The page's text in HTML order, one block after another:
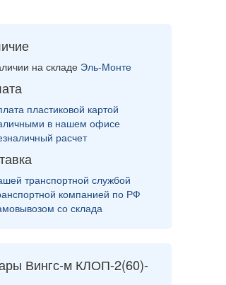
на складе Эль-Монте
пластиковой картой
в нашем офисе
расчет
транспортной службой
компанией по РФ
со склада
Вингс-м КЛОП-2(60)-